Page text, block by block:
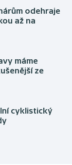
odehraje
až na
máme
ze
cyklistický